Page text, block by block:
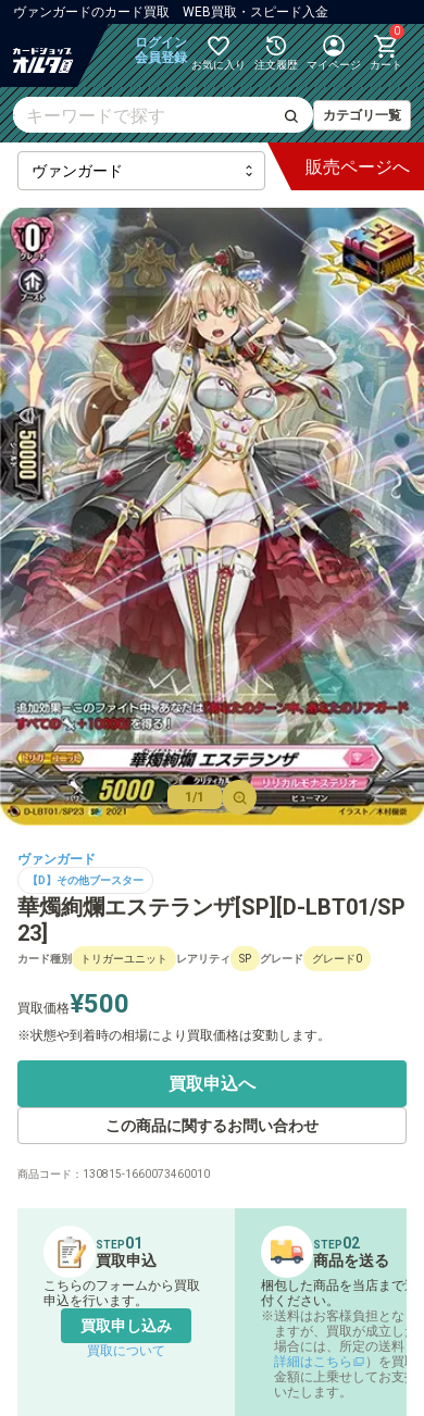
ヴァンガードのカード買取 WEB買取・スピード入金
ログイン
会員登録 お気に入り 注文履歴 マイページ
0
カート
カテゴリ一覧
最新弾
【DZ】ブースター
【DZ】その他ブースター
【DZ】デッキなど
【D】ブースター
【D】その他ブースター
【D】デッキなど
【DPR】PRカード
販売ページへ
1/1
ヴァンガード
【D】その他ブースター
華燭絢爛エステランザ[SP][D-LBT01/SP
23]
カード種別 トリガーユニット レアリティ SP グレード グレード0
買取価格¥500
状態や到着時の相場により買取価格は変動します。
買取申込へ
この商品に関するお問い合わせ
商品コード： 130815-1660073460010
STEP01
買取申込
こちらのフォームから買取
申込を行います。
買取申し込み
買取について
STEP02
商品を送る
梱包した商品を当店まで送
付ください。
送料はお客様負担となり
ますが、買取が成立した
場合には、所定の送料（
詳細はこちら
）を買取
金額に上乗せしてお支払
いたします。